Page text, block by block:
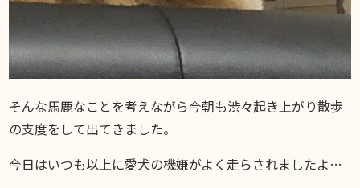
そんな馬鹿なことを考えながら今朝も渋々起き上がり散歩
の支度をして出てきました。
今日はいつも以上に愛犬の機嫌がよく走らされましたよ…